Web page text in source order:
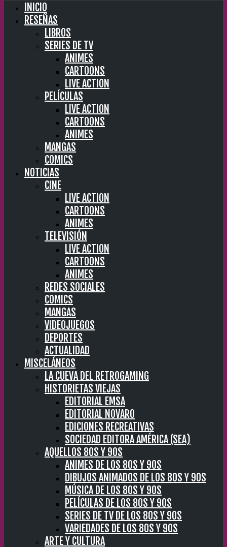
INICIO
RESEÑAS
LIBROS
SERIES DE TV
ANIMES
CARTOONS
LIVE ACTION
PELÍCULAS
LIVE ACTION
CARTOONS
ANIMES
MANGAS
COMICS
NOTICIAS
CINE
LIVE ACTION
CARTOONS
ANIMES
TELEVISIÓN
LIVE ACTION
CARTOONS
ANIMES
REDES SOCIALES
COMICS
MANGAS
VIDEOJUEGOS
DEPORTES
ACTUALIDAD
MISCELÁNEOS
LA CUEVA DEL RETROGAMING
HISTORIETAS VIEJAS
EDITORIAL EMSA
EDITORIAL NOVARO
EDICIONES RECREATIVAS
SOCIEDAD EDITORA AMÉRICA (SEA)
AQUELLOS 80S Y 90S
ANIMES DE LOS 80S Y 90S
DIBUJOS ANIMADOS DE LOS 80S Y 90S
MÚSICA DE LOS 80S Y 90S
PELÍCULAS DE LOS 80S Y 90S
SERIES DE TV DE LOS 80S Y 90S
VARIEDADES DE LOS 80S Y 90S
ARTE Y CULTURA